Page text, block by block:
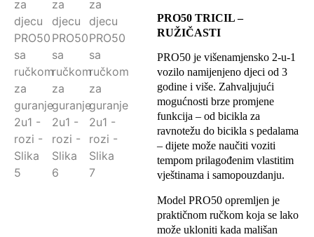
PRO50 TRICIL –
RUŽIČASTI
PRO50 je višenamjensko 2-u-1
vozilo namijenjeno djeci od 3
godine i više. Zahvaljujući
mogućnosti brze promjene
funkcija – od bicikla za
ravnotežu do bicikla s pedalama
– dijete može naučiti voziti
tempom prilagođenim vlastitim
vještinama i samopouzdanju.
Model PRO50 opremljen je
praktičnom ručkom koja se lako
može ukloniti kada mališan